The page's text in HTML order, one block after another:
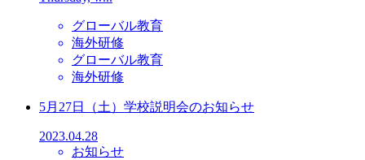
グローバル教育
海外研修
グローバル教育
海外研修
5月27日（土）学校説明会のお知らせ
2023.04.28
お知らせ